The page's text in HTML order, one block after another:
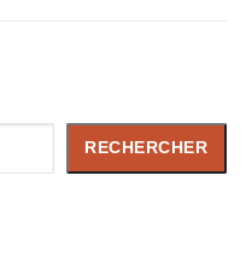
RECHERCHER